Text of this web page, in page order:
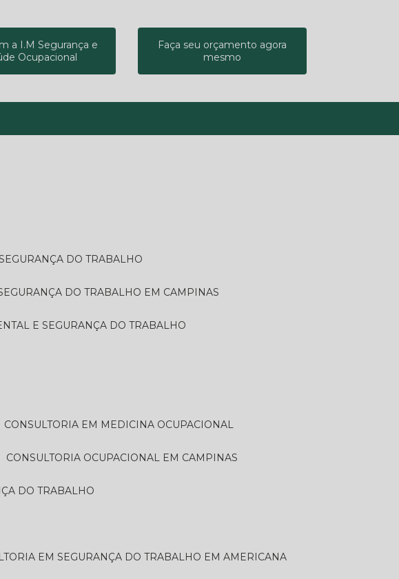
a I.M Segurança e
Ocupacional
Faça seu orçamento agora
mesmo
SEGURANÇA DO TRABALHO
SEGURANÇA DO TRABALHO EM CAMPINAS
E SEGURANÇA DO TRABALHO
CONSULTORIA EM MEDICINA OCUPACIONAL
CONSULTORIA OCUPACIONAL EM CAMPINAS
DO TRABALHO
EM SEGURANÇA DO TRABALHO EM AMERICANA